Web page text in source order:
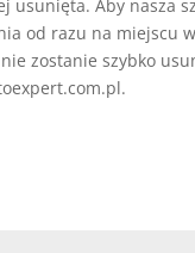
usunięta. Aby nasza
od razu na miejscu
zostanie szybko